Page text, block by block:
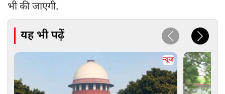
भी की जाएगी.
यह भी पढ़ें
न्यूज